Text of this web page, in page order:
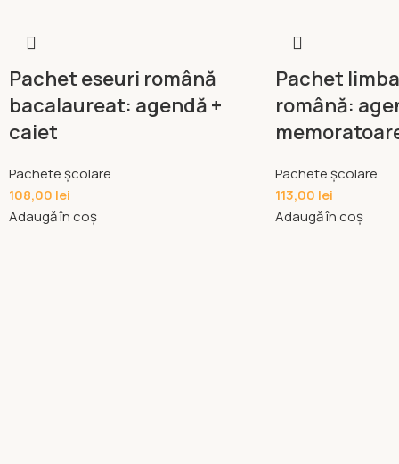
Pachet eseuri română
bacalaureat: agendă +
caiet
Pachete școlare
108,00 lei
Adaugă în coș
Pachet
română:
Pachete școlare
113,00 lei
Adaugă în coș